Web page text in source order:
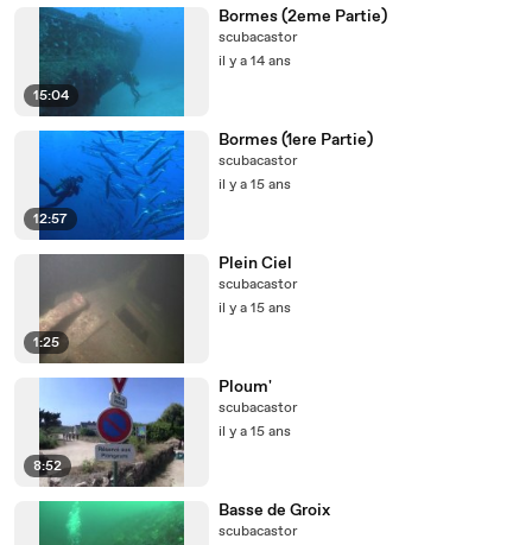
15:04
Bormes (2eme Partie)
scubacastor
il y a 14 ans
12:57
Bormes (1ere Partie)
scubacastor
il y a 15 ans
1:25
Plein Ciel
scubacastor
il y a 15 ans
8:52
Ploum'
scubacastor
il y a 15 ans
Basse de Groix
scubacastor